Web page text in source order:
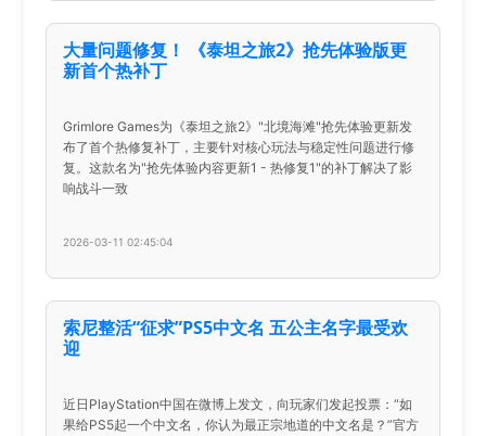
大量问题修复！ 《泰坦之旅2》抢先体验版更
新首个热补丁
Grimlore Games为《泰坦之旅2》"北境海滩"抢先体验更新发
布了首个热修复补丁，主要针对核心玩法与稳定性问题进行修
复。这款名为"抢先体验内容更新1 - 热修复1"的补丁解决了影
响战斗一致
2026-03-11 02:45:04
索尼整活“征求”PS5中文名 五公主名字最受欢
迎
近日PlayStation中国在微博上发文，向玩家们发起投票：“如
果给PS5起一个中文名，你认为最正宗地道的中文名是？”官方